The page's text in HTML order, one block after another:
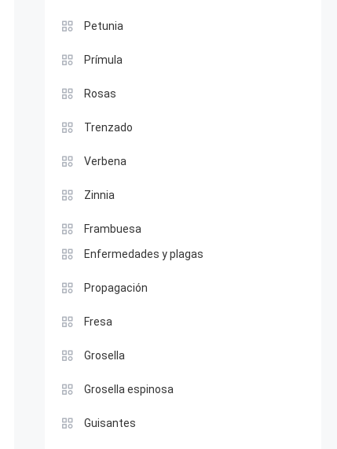
Petunia
Prímula
Rosas
Trenzado
Verbena
Zinnia
Frambuesa
Enfermedades y plagas
Propagación
Fresa
Grosella
Grosella espinosa
Guisantes